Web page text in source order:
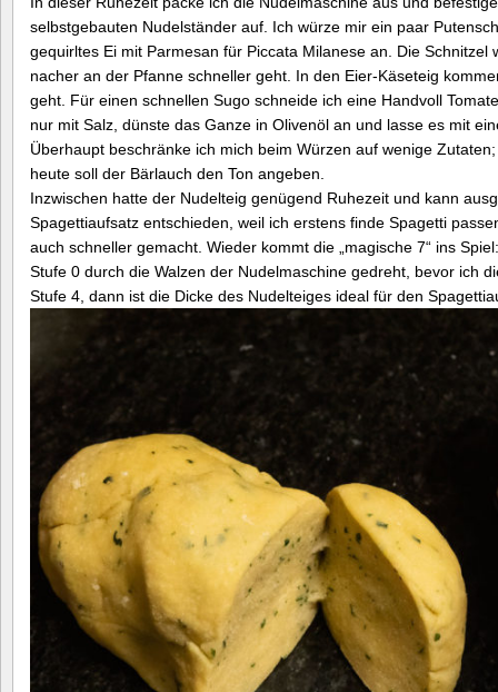
selbstgebauten Nudelständer auf. Ich würze mir ein paar
gequirltes Ei mit Parmesan für Piccata Milanese an. Die
nacher an der Pfanne schneller geht. In den Eier-Käseteig
geht. Für einen schnellen Sugo schneide ich eine Handvoll
nur mit Salz, dünste das Ganze in Olivenöl an und lasse es mit
Überhaupt beschränke ich mich beim Würzen auf wenige
heute soll der Bärlauch den Ton angeben.
Inzwischen hatte der Nudelteig genügend Ruhezeit und kann
Spagettiaufsatz entschieden, weil ich erstens finde Spagetti
auch schneller gemacht. Wieder kommt die „magische 7“ ins
Stufe 0 durch die Walzen der Nudelmaschine gedreht, bevor ich
Stufe 4, dann ist die Dicke des Nudelteiges ideal für den